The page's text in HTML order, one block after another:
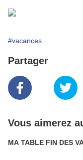
#vacances
Partager
Vous aimerez
MA TABLE FIN DES